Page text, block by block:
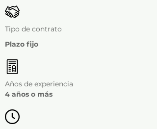
Tipo de contrato
Plazo fijo
Años de experiencia
4 años o más